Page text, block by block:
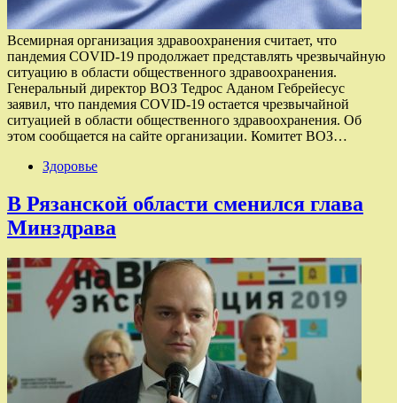
Всемирная организация здравоохранения считает, что
пандемия COVID-19 продолжает представлять чрезвычайную
ситуацию в области общественного здравоохранения.
Генеральный директор ВОЗ Тедрос Аданом Гебрейесус
заявил, что пандемия COVID-19 остается чрезвычайной
ситуацией в области общественного здравоохранения. Об
этом сообщается на сайте организации. Комитет ВОЗ…
Здоровье
В Рязанской области сменился глава
Минздрава